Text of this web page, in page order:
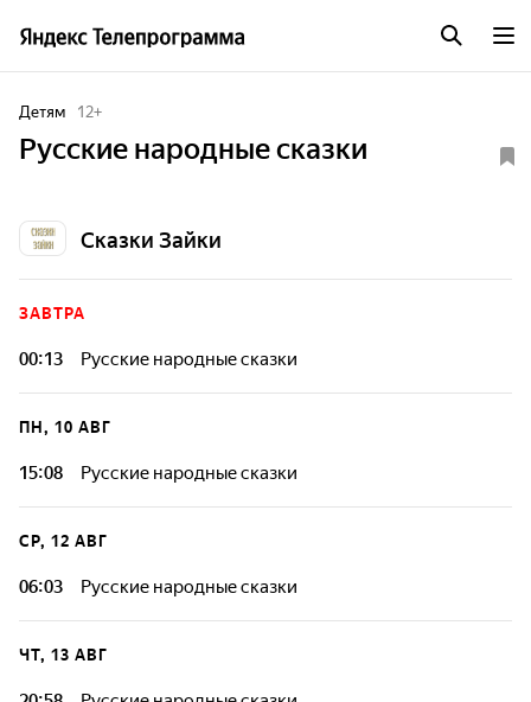
Детям 12+
Русские народные сказки
Сказки Зайки
ЗАВТРА
00:13 Русские народные сказки
ПН, 10 АВГ
15:08 Русские народные сказки
СР, 12 АВГ
06:03 Русские народные сказки
ЧТ, 13 АВГ